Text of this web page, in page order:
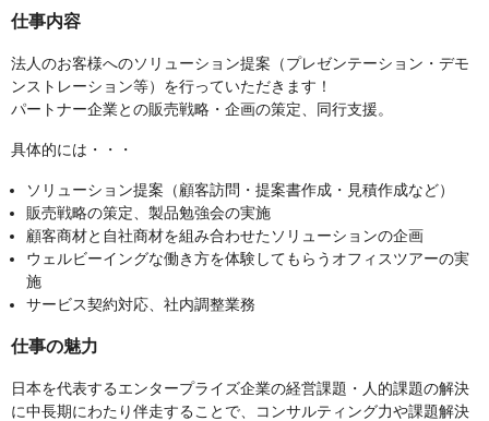
仕事内容
法人のお客様へのソリューション提案（プレゼンテーション・デモ
ンストレーション等）を行っていただきます！
パートナー企業との販売戦略・企画の策定、同行支援。
具体的には・・・
ソリューション提案（顧客訪問・提案書作成・見積作成など）
販売戦略の策定、製品勉強会の実施
顧客商材と自社商材を組み合わせたソリューションの企画
ウェルビーイングな働き方を体験してもらうオフィスツアーの実
施
サービス契約対応、社内調整業務
仕事の魅力
日本を代表するエンタープライズ企業の経営課題・人的課題の解決
に中長期にわたり伴走することで、コンサルティング力や課題解決